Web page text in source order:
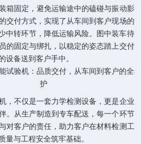
箱固定，避免运输途中的磕碰与振动影
交付方式，实现了从车间到客户现场的
中转环节，降低运输风险。图中装车待
的固定与绑扎，以稳定的姿态踏上交付
设备送到客户手中。
，不仅是一套力学检测设备，更是企业
。从生产制造到专车配送，每一个环节
对客户的责任，助力客户在材料检测工
量与工程安全筑牢基础。